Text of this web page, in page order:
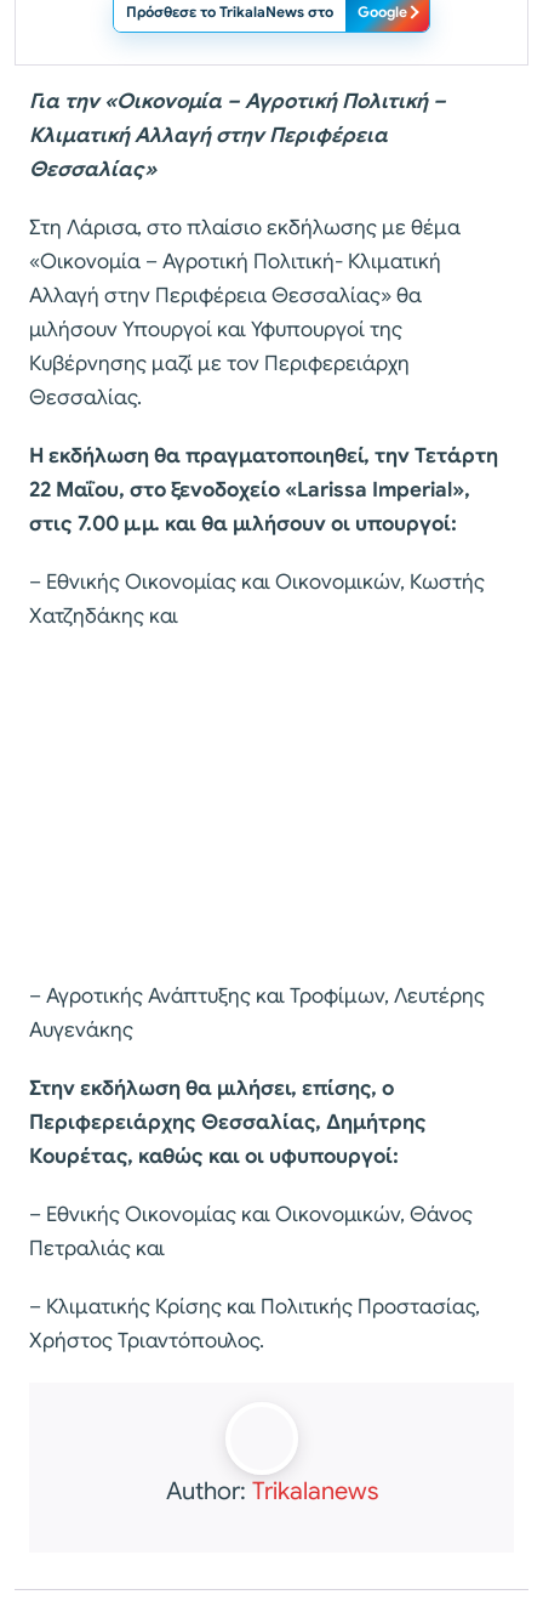
Πρόσθεσε το TrikalaNews στο Google
Για την «Οικονομία – Αγροτική Πολιτική –
Κλιματική Αλλαγή στην Περιφέρεια
Θεσσαλίας»
Στη Λάρισα, στο πλαίσιο εκδήλωσης με θέμα
«Οικονομία – Αγροτική Πολιτική- Κλιματική
Αλλαγή στην Περιφέρεια Θεσσαλίας» θα
μιλήσουν Υπουργοί και Υφυπουργοί της
Κυβέρνησης μαζί με τον Περιφερειάρχη
Θεσσαλίας.
Η εκδήλωση θα πραγματοποιηθεί, την Τετάρτη
22 Μαΐου, στο ξενοδοχείο «Larissa Imperial»,
στις 7.00 μ.μ. και θα μιλήσουν οι υπουργοί:
– Εθνικής Οικονομίας και Οικονομικών, Κωστής
Χατζηδάκης και
– Αγροτικής Ανάπτυξης και Τροφίμων, Λευτέρης
Αυγενάκης
Στην εκδήλωση θα μιλήσει, επίσης, ο
Περιφερειάρχης Θεσσαλίας, Δημήτρης
Κουρέτας, καθώς και οι υφυπουργοί:
– Εθνικής Οικονομίας και Οικονομικών, Θάνος
Πετραλιάς και
– Κλιματικής Κρίσης και Πολιτικής Προστασίας,
Χρήστος Τριαντόπουλος.
Author: Trikalanews